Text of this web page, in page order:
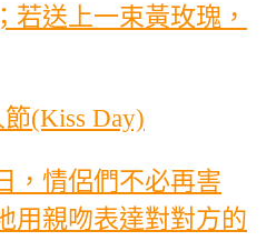
若送上一束黃玫瑰，
(Kiss Day)
，情侶們不必再害
用親吻表達對對方的